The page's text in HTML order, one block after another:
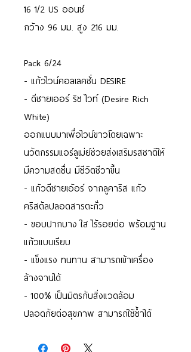
16 1/2 US ออนซ์
กว้าง 96 มม. สูง 216 มม.
Pack 6/24
- แก้วไวน์คอลเลคชั่น DESIRE
- ดีซายเออร์ ริช ไวท์ (Desire Rich
White)
ออกแบบมาเพื่อไวน์ขาวโดยเฉพาะ
นวัตกรรมแอร์ลูเม่ย์ช่วยส่งเสริมรสชาติให้
มีความสดชื่น มีชีวิตชีวาขึ้น
- แก้วดีซายเอ้อร์ จากลูคาริส แก้ว
คริสตัลปลอดสารตะกั่ว
- ขอบปากบาง ใส ไร้รอยต่อ พร้อมฐาน
แก้วแบบเรียบ
- แข็งแรง ทนทาน สามารถเข้าเครื่อง
ล้างจานได้
- 100% เป็นมิตรกับสิ่งแวดล้อม
ปลอดภัยต่อสุขภาพ สามารถใช้ช้ำได้